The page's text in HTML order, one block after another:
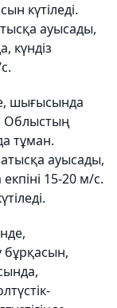
күтіледі.
ауысады,
күндіз
шығысында
Облыстың
тұман.
ауысады,
15-20 м/с.
бұрқасын,